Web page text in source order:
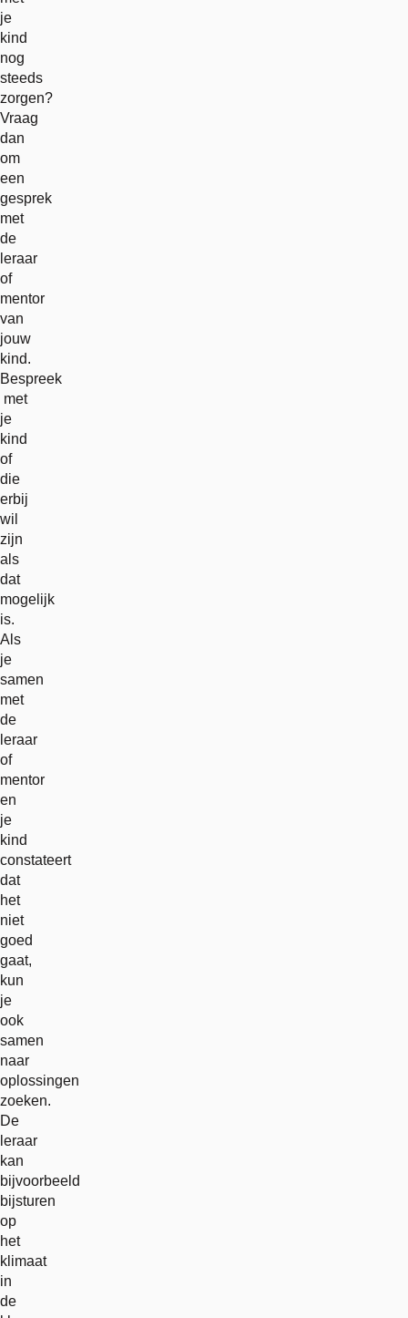
je
kind
nog
steeds
zorgen?
Vraag
dan
om
een
gesprek
met
de
leraar
of
mentor
van
jouw
kind.
Bespreek
met
je
kind
of
die
erbij
wil
zijn
als
dat
mogelijk
is.
Als
je
samen
met
de
leraar
of
mentor
en
je
kind
constateert
dat
het
niet
goed
gaat,
kun
je
ook
samen
naar
oplossingen
zoeken.
De
leraar
kan
bijvoorbeeld
bijsturen
op
het
klimaat
in
de